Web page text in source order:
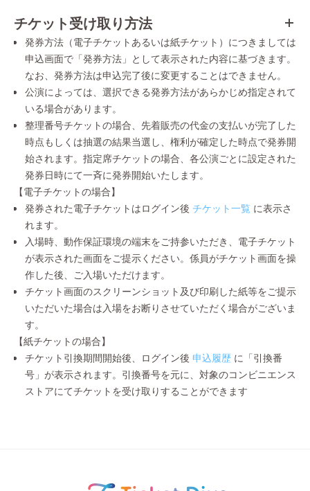
チケット受け取り方法
発券方法（電子チケットあるいは紙チケット）につきましては
申込画面で「発券方法」として表示された内容に基づきます。
なお、発券方法は申込完了後に変更することはできません。
公演によっては、選択できる発券方法があらかじめ指定されて
いる場合があります。
整理番号チケットの場合、先着販売の代金の支払いが完了した
時点もしくは抽選の結果当選し、権利が確定した時点で発券開
始されます。指定席チケットの場合、各公演ごとに設定された
発券日時にて一斉に発券開始いたします。
【電子チケットの場合】
発券された電子チケットはログイン後 チケット一覧 に表示さ
れます。
入場時、動作保証環境の端末をご持参いただき、電子チケット
が表示された画面をご提示ください。係員がチケット画面を操
作した後、ご入場いただけます。
チケット画面のスクリーンショット及び印刷した紙等をご提示
いただいた場合は入場をお断りさせていただく場合がございま
す。
【紙チケットの場合】
チケット引換期間開始後、ログイン後 申込履歴 に「引換番
号」が表示されます。引換番号を元に、対象のコンビニエンス
ストアにてチケットを受け取りすることができます